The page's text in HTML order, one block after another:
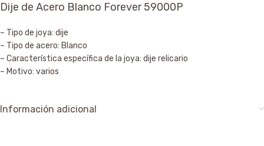
Dije de Acero Blanco Forever 59000P
– Tipo de joya: dije
– Tipo de acero: Blanco
– Característica específica de la joya: dije relicario
– Motivo: varios
Información adicional